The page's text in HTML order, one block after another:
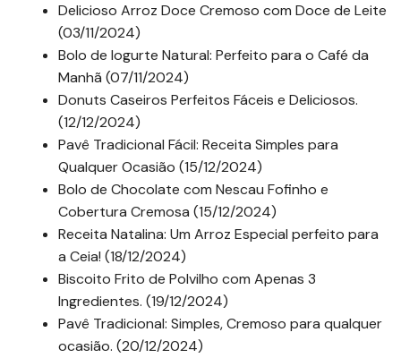
Delicioso Arroz Doce Cremoso com Doce de Leite
(03/11/2024)
Bolo de Iogurte Natural: Perfeito para o Café da
Manhã (07/11/2024)
Donuts Caseiros Perfeitos Fáceis e Deliciosos.
(12/12/2024)
Pavê Tradicional Fácil: Receita Simples para
Qualquer Ocasião (15/12/2024)
Bolo de Chocolate com Nescau Fofinho e
Cobertura Cremosa (15/12/2024)
Receita Natalina: Um Arroz Especial perfeito para
a Ceia! (18/12/2024)
Biscoito Frito de Polvilho com Apenas 3
Ingredientes. (19/12/2024)
Pavê Tradicional: Simples, Cremoso para qualquer
ocasião. (20/12/2024)